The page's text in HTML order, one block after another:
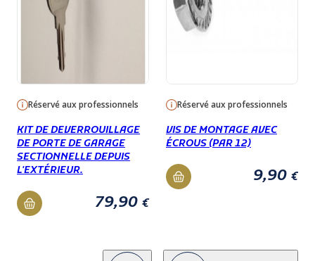
Réservé aux professionnels
KIT DE DEVERROUILLAGE
DE PORTE DE GARAGE
SECTIONNELLE DEPUIS
L'EXTÉRIEUR.
79,90 €
Réservé aux professionnels
VIS DE MONTAGE AVEC
ÉCROUS (PAR 12)
9,90 €